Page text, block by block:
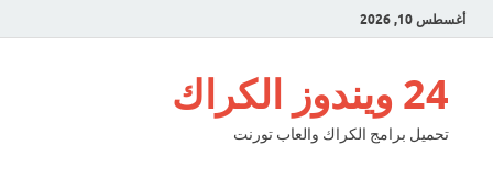
أغسطس 10, 2026
24 ويندوز الكراك
تحميل برامج الكراك والعاب تورنت